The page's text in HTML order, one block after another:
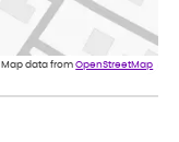
stavu. Jediné, co
zboží před
Map data fromOpenStreetMap